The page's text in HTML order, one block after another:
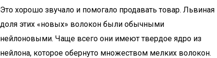
Это хорошо звучало и помогало продавать товар. Львиная
доля этих «новых» волокон были обычными
нейлоновыми. Чаще всего они имеют твердое ядро из
нейлона, которое обернуто множеством мелких волокон.